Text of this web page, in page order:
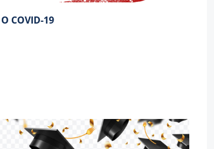
19